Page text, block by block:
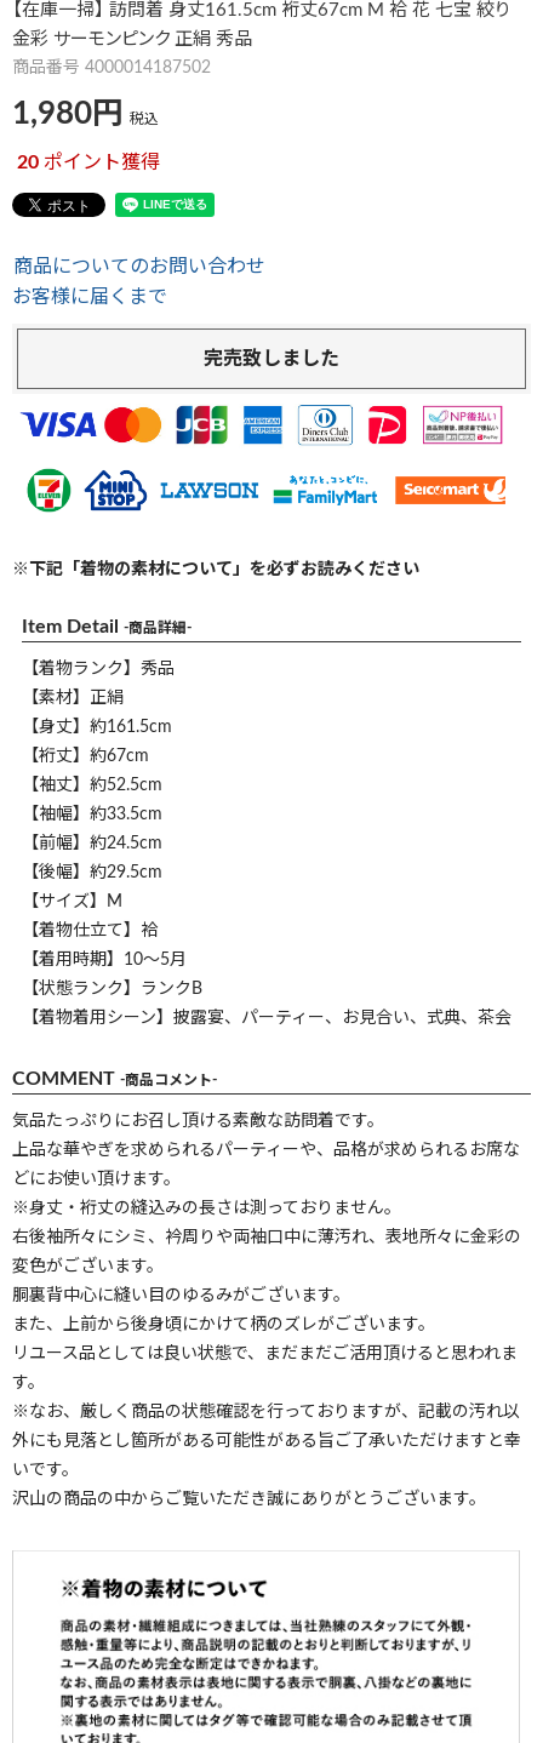
【在庫一掃】 訪問着 身丈161.5cm 裄丈67cm M 袷 花 七宝 絞り
金彩 サーモンピンク 正絹 秀品
商品番号 4000014187502
1,980 税込
20 ポイント獲得
商品についてのお問い合わせ
お客様に届くまで
完売致しました
※下記「着物の素材について」を必ずお読みください
Item Detail -商品詳細-
【着物ランク】秀品
【素材】正絹
【身丈】約161.5cm
【裄丈】約67cm
【袖丈】約52.5cm
【袖幅】約33.5cm
【前幅】約24.5cm
【後幅】約29.5cm
【サイズ】M
【着物仕立て】袷
【着用時期】10～5月
【状態ランク】ランクB
【着物着用シーン】披露宴、パーティー、お見合い、式典、茶会
COMMENT -商品コメント-
気品たっぷりにお召し頂ける素敵な訪問着です。
上品な華やぎを求められるパーティーや、品格が求められるお席な
どにお使い頂けます。
※身丈・裄丈の縫込みの長さは測っておりません。
右後袖所々にシミ、衿周りや両袖口中に薄汚れ、表地所々に金彩の
変色がございます。
胴裏背中心に縫い目のゆるみがございます。
また、上前から後身頃にかけて柄のズレがございます。
リユース品としては良い状態で、まだまだご活用頂けると思われま
す。
※なお、厳しく商品の状態確認を行っておりますが、記載の汚れ以
外にも見落とし箇所がある可能性がある旨ご了承いただけますと幸
いです。
沢山の商品の中からご覧いただき誠にありがとうございます。